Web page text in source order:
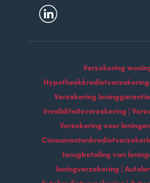
Verzekering
Verzekering
invaliditeitsverzekering |
Verzekering voor
terugbetaling van
leningverzekering |